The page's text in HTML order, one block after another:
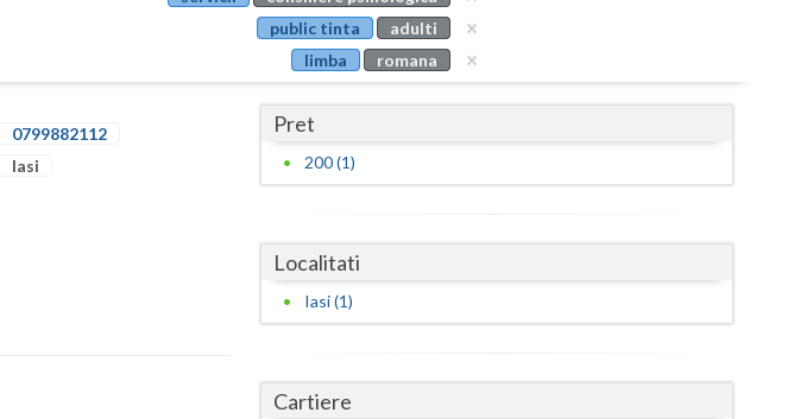
Buzau
Calarasi
Caras-Severin
public tinta
adulti
limba
romana
0799882112
Iasi
Pret
200 (1)
Localitati
Iasi (1)
Cartiere